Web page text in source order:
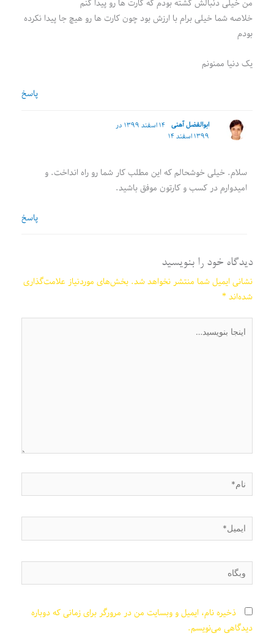
من خیلی دنبالش گشته بودم که کارت ها رو پیدا کنم
خلاصه شما خیلی برام با ارزش بود چون کارت ها رو هیچ جا پیدا نکرده
بودم
یک دنیا ممنونم
پاسخ
ابوالفضل آهنی
۱۴ اسفند ۱۳۹۹ در
۱۳۹۹ اسفند ۱۴
سلام. خیلی خوشحالم که این مطلب کار شما رو راه انداخت. و
امیدوارم در کسب و کارتون موفق باشید.
پاسخ
دیدگاه‌ خود را بنویسید
نشانی ایمیل شما منتشر نخواهد شد. بخش‌های موردنیاز علامت‌گذاری
شده‌اند*
بنویسید…
نام*
ایمیل*
وبگاه
ذخیره نام، ایمیل و وبسایت من در مرورگر برای زمانی که دوباره
دیدگاهی می‌نویسم.